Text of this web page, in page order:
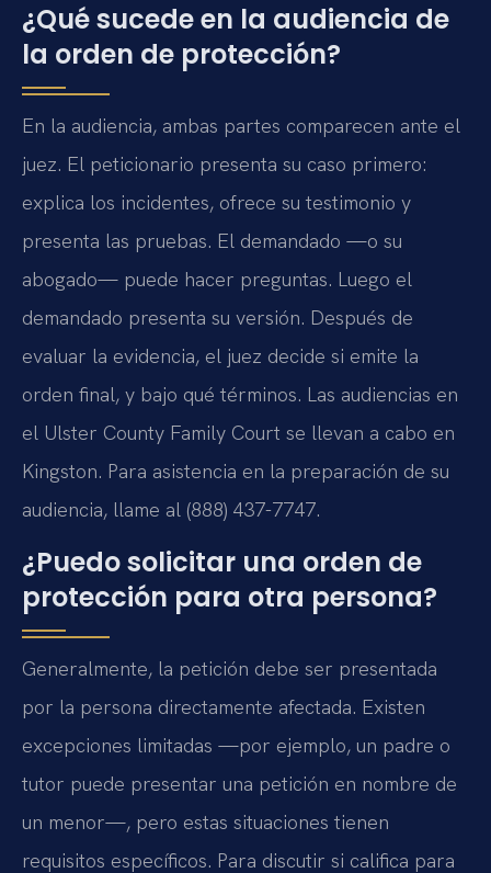
¿Qué sucede en la audiencia de
la orden de protección?
En la audiencia, ambas partes comparecen ante el
juez. El peticionario presenta su caso primero:
explica los incidentes, ofrece su testimonio y
presenta las pruebas. El demandado —o su
abogado— puede hacer preguntas. Luego el
demandado presenta su versión. Después de
evaluar la evidencia, el juez decide si emite la
orden final, y bajo qué términos. Las audiencias en
el Ulster County Family Court se llevan a cabo en
Kingston. Para asistencia en la preparación de su
audiencia, llame al (888) 437-7747.
¿Puedo solicitar una orden de
protección para otra persona?
Generalmente, la petición debe ser presentada
por la persona directamente afectada. Existen
excepciones limitadas —por ejemplo, un padre o
tutor puede presentar una petición en nombre de
un menor—, pero estas situaciones tienen
requisitos específicos. Para discutir si califica para